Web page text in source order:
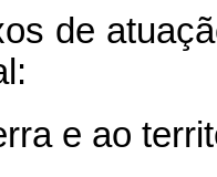
de
e ao